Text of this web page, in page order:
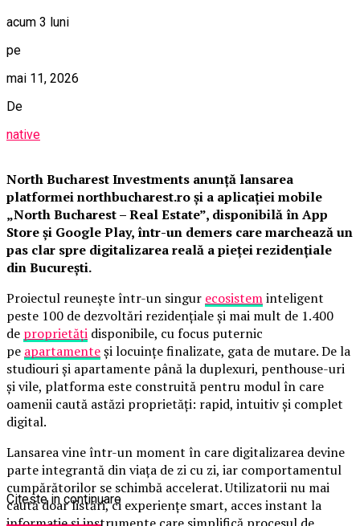
acum 3 luni
pe
mai 11, 2026
De
native
North Bucharest Investments anunță lansarea
platformei northbucharest.ro și a aplicației mobile
„North Bucharest – Real Estate”, disponibilă în App
Store și Google Play, într-un demers care marchează un
pas clar spre digitalizarea reală a pieței rezidențiale
din București.
Proiectul reunește într-un singur ecosisteminteligent
peste 100 de dezvoltări rezidențiale și mai mult de 1.400
de proprietăți disponibile, cu focus puternic
pe apartamenteși locuințe finalizate, gata de mutare. De la
studiouri și apartamente până la duplexuri, penthouse-uri
și vile, platforma este construită pentru modul în care
oamenii caută astăzi proprietăți: rapid, intuitiv și complet
digital.
Lansarea vine într-un moment în care digitalizarea devine
parte integrantă din viața de zi cu zi, iar comportamentul
cumpărătorilor se schimbă accelerat. Utilizatorii nu mai
caută doar listări, ci experiențe smart, acces instant la
Citeste in continuare